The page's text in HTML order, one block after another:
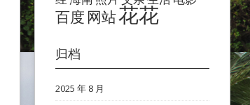
百度 网站花花
归档
2025 年 8 月